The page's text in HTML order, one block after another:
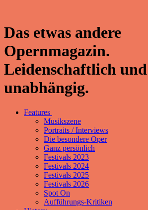
Das etwas andere
Opernmagazin.
Leidenschaftlich und
unabhängig.
Features
Musikszene
Portraits / Interviews
Die besondere Oper
Ganz persönlich
Festivals 2023
Festivals 2024
Festivals 2025
Festivals 2026
Spot On
Aufführungs-Kritiken